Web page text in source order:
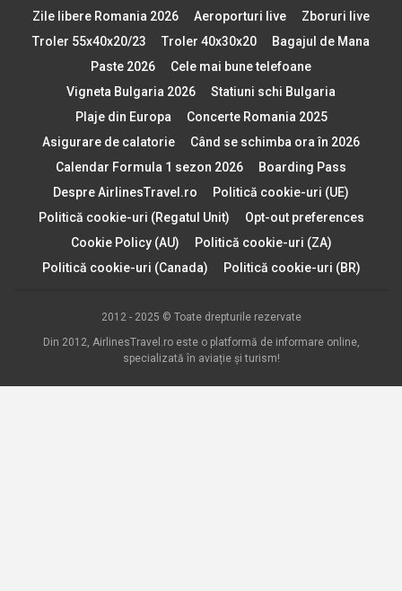
Zile libere Romania 2026
Aeroporturi live
Zboruri live
Troler 55x40x20/23
Troler 40x30x20
Bagajul de Mana
Paste 2026
Cele mai bune telefoane
Vigneta Bulgaria 2026
Statiuni schi Bulgaria
Plaje din Europa
Concerte Romania 2025
Asigurare de calatorie
Când se schimba ora în 2026
Calendar Formula 1 sezon 2026
Boarding Pass
Despre AirlinesTravel.ro
Politică cookie-uri (UE)
Politică cookie-uri (Regatul Unit)
Opt-out preferences
Cookie Policy (AU)
Politică cookie-uri (ZA)
Politică cookie-uri (Canada)
Politică cookie-uri (BR)
2012 - 2025 © Toate drepturile rezervate
Din 2012, AirlinesTravel.ro este o platformă de informare online,
specializată în aviație și turism!